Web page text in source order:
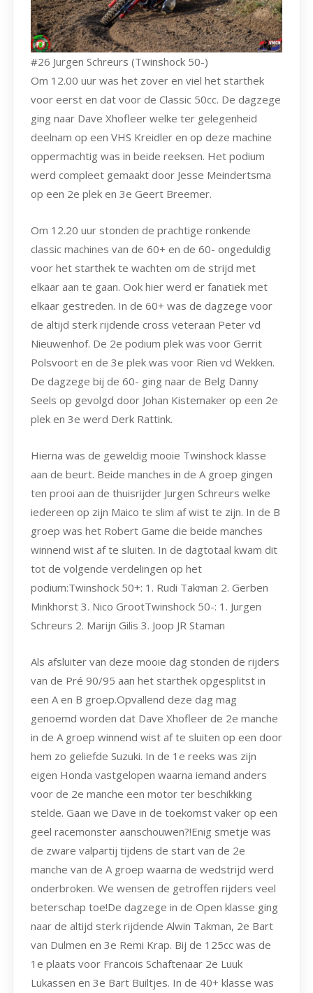
#26 Jurgen Schreurs (Twinshock 50-)
Om 12.00 uur was het zover en viel het starthek
voor eerst en dat voor de Classic 50cc. De dagzege
ging naar Dave Xhofleer welke ter gelegenheid
deelnam op een VHS Kreidler en op deze machine
oppermachtig was in beide reeksen. Het podium
werd compleet gemaakt door Jesse Meindertsma
op een 2e plek en 3e Geert Breemer.
Om 12.20 uur stonden de prachtige ronkende
classic machines van de 60+ en de 60- ongeduldig
voor het starthek te wachten om de strijd met
elkaar aan te gaan. Ook hier werd er fanatiek met
elkaar gestreden. In de 60+ was de dagzege voor
de altijd sterk rijdende cross veteraan Peter vd
Nieuwenhof. De 2e podium plek was voor Gerrit
Polsvoort en de 3e plek was voor Rien vd Wekken.
De dagzege bij de 60- ging naar de Belg Danny
Seels op gevolgd door Johan Kistemaker op een 2e
plek en 3e werd Derk Rattink.
Hierna was de geweldig mooie Twinshock klasse
aan de beurt. Beide manches in de A groep gingen
ten prooi aan de thuisrijder Jurgen Schreurs welke
iedereen op zijn Maico te slim af wist te zijn. In de B
groep was het Robert Game die beide manches
winnend wist af te sluiten. In de dagtotaal kwam dit
tot de volgende verdelingen op het
podium:Twinshock 50+: 1. Rudi Takman 2. Gerben
Minkhorst 3. Nico GrootTwinshock 50-: 1. Jurgen
Schreurs 2. Marijn Gilis 3. Joop JR Staman
Als afsluiter van deze mooie dag stonden de rijders
van de Pré 90/95 aan het starthek opgesplitst in
een A en B groep.Opvallend deze dag mag
genoemd worden dat Dave Xhofleer de 2e manche
in de A groep winnend wist af te sluiten op een door
hem zo geliefde Suzuki. In de 1e reeks was zijn
eigen Honda vastgelopen waarna iemand anders
voor de 2e manche een motor ter beschikking
stelde. Gaan we Dave in de toekomst vaker op een
geel racemonster aanschouwen?!Enig smetje was
de zware valpartij tijdens de start van de 2e
manche van de A groep waarna de wedstrijd werd
onderbroken. We wensen de getroffen rijders veel
beterschap toe!De dagzege in de Open klasse ging
naar de altijd sterk rijdende Alwin Takman, 2e Bart
van Dulmen en 3e Remi Krap. Bij de 125cc was de
1e plaats voor Francois Schaftenaar 2e Luuk
Lukassen en 3e Bart Builtjes. In de 40+ klasse was